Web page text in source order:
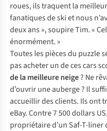
roues, ils traquent la
fanatiques de ski et nous
deux ans », soupire Tim. «
énormément. »
Toutes les pièces du puzzle
pas acheter un de ces cars
de la meilleure neige? Ne
d’ouvrir une auberge ? Il
accueillir des clients. Ils ont
eBay. Contre 7 500 dollars
propriétaire d’un Saf-T-liner